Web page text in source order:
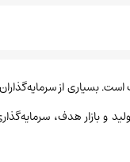
بسیاری از
و بازار هدف،